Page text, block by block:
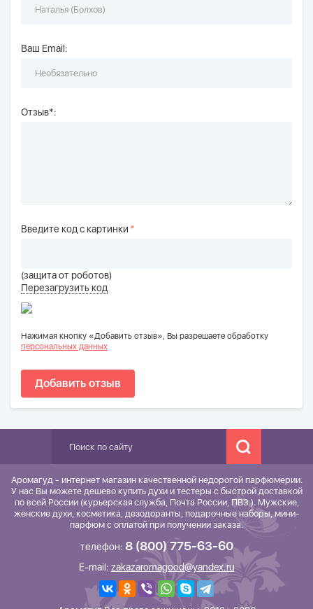
Ваш Email:
Отзыв*:
Введите код с картинки*
(защита от роботов)
Перезагрузить код
Нажимая кнопку «Добавить отзыв», Вы разрешаете обработку
персональных данных
Добавить отзыв
Аромагуд - интернет магазин качественной недорогой парфюмерии.
У нас Вы можете дешево купить духи и тестеры с быстрой доставкой
по всей России (курьерская служба, Почта России, ПВЗ.). Мужские,
женские духи, косметика, дезодоранты, подарочные наборы, мини-
парфюм с оплатой при получении заказа.
телефон: 8 (800) 775-63-60
E-mail: zakazaromagood@yandex.ru